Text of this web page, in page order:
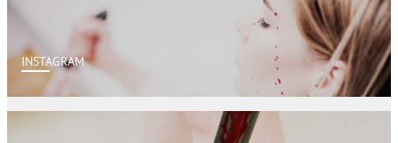
INSTAGRAM